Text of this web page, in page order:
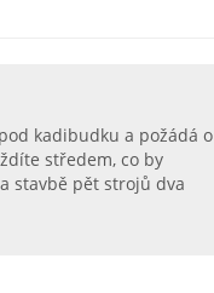
kadibudku a požádá o
středem, co by
stavbě pět strojů dva